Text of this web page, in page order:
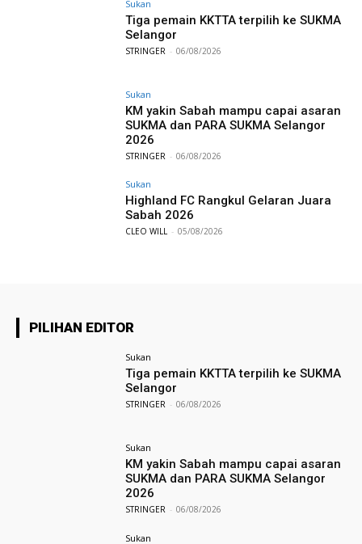
Sukan
Tiga pemain KKTTA terpilih ke SUKMA
Selangor
STRINGER - 06/08/2026
Sukan
KM yakin Sabah mampu capai asaran
SUKMA dan PARA SUKMA Selangor
2026
STRINGER - 06/08/2026
Sukan
Highland FC Rangkul Gelaran Juara
Sabah 2026
CLEO WILL - 05/08/2026
PILIHAN EDITOR
Sukan
Tiga pemain KKTTA terpilih ke SUKMA
Selangor
STRINGER - 06/08/2026
Sukan
KM yakin Sabah mampu capai asaran
SUKMA dan PARA SUKMA Selangor
2026
STRINGER - 06/08/2026
Sukan